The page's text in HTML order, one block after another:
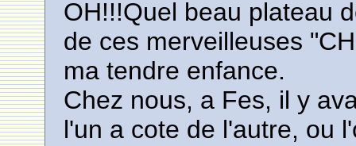
OH!!!Quel beau plateau
de ces merveilleuses
ma tendre enfance.
Chez nous, a Fes, il y
l'un a cote de l'autre, ou